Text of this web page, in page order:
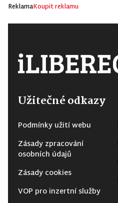
ReklamaKoupit reklamu
Užitečné odkazy
Podmínky užití webu
Zásady zpracování
osobních údajů
Zásady cookies
VOP pro inzertní služby